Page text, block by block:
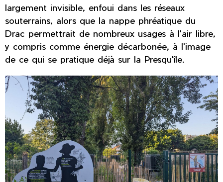
largement invisible, enfoui dans les réseaux
souterrains, alors que la nappe phréatique du
Drac permettrait de nombreux usages à l'air libre,
y compris comme énergie décarbonée, à l'image
de ce qui se pratique déjà sur la Presqu'île.